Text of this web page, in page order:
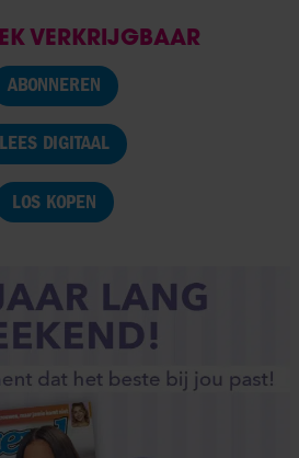
VERKRIJGBAAR
ABONNEREN
LEES DIGITAAL
LOS KOPEN